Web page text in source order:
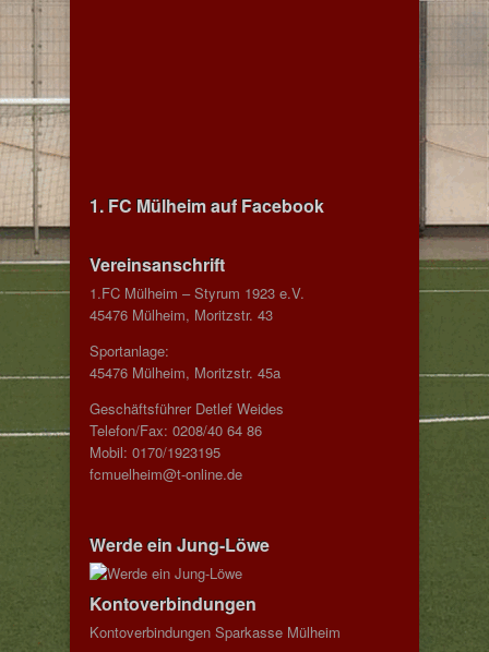
1. FC Mülheim auf Facebook
Vereinsanschrift
1.FC Mülheim – Styrum 1923 e.V.
45476 Mülheim, Moritzstr. 43
Sportanlage:
45476 Mülheim, Moritzstr. 45a
Geschäftsführer Detlef Weides
Telefon/Fax: 0208/40 64 86
Mobil: 0170/1923195
fcmuelheim@t-online.de
Werde ein Jung-Löwe
Kontoverbindungen
Kontoverbindungen Sparkasse Mülheim